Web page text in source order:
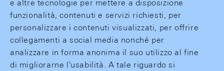
e altre tecnologie per mettere a disposizione
funzionalità, contenuti e servizi richiesti, per
personalizzare i contenuti visualizzati, per offrire
collegamenti a social media nonché per
analizzare in forma anonima il suo utilizzo al fine
di migliorarne l'usabilità. A tale riguardo si